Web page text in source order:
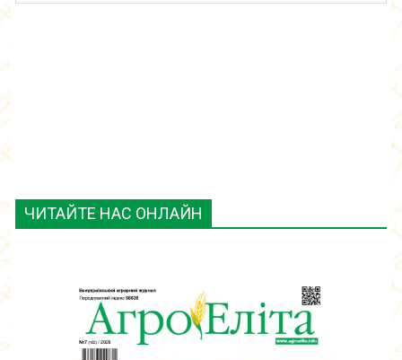
ЧИТАЙТЕ НАС ОНЛАЙН